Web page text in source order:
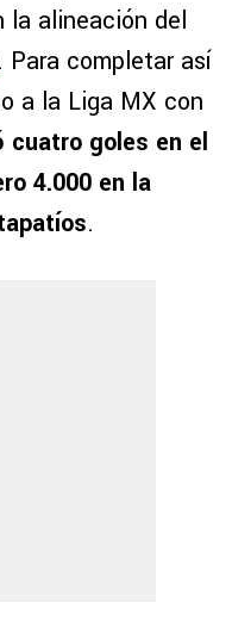
la alineación del
. Para completar así
a la Liga MX con
cuatro goles en el
4.000 en la
.